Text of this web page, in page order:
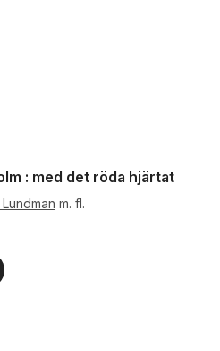
: med det röda hjärtat
m. fl.